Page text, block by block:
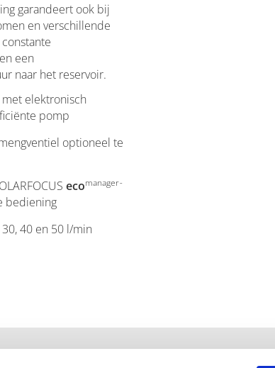
garandeert ook bij
en verschillende
een
naar het reservoir.
elektronisch
pomp
optioneel te
ecomanager-
bediening
40 en 50 l/min